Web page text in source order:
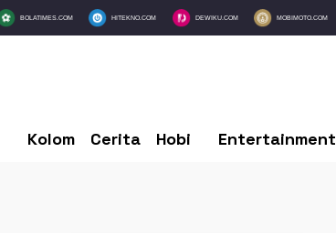
BOLATIMES.COM HITEKNO.COM DEWIKU.COM MOBIMOTO.COM
Kolom Cerita Hobi Entertainment